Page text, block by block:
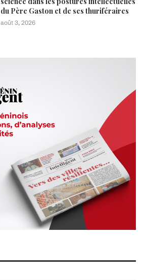
du Père Gaston et de ses thuriféraires
août 3, 2026